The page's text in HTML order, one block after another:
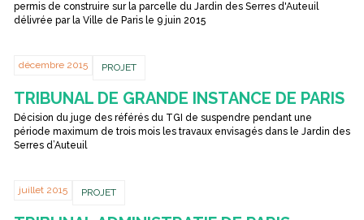
permis de construire sur la parcelle du Jardin des Serres d'Auteuil
délivrée par la Ville de Paris le 9 juin 2015
décembre 2015 PROJET
TRIBUNAL DE GRANDE INSTANCE DE PARIS
Décision du juge des référés du TGI de suspendre pendant une
période maximum de trois mois les travaux envisagés dans le Jardin des
Serres d’Auteuil
juillet 2015 PROJET